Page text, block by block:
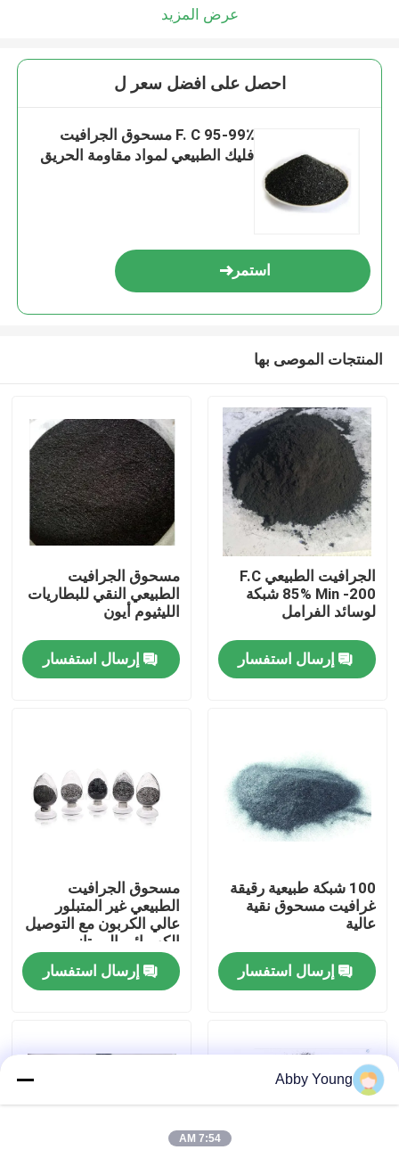
مسكن
معلومات عنا
جولة في المعمل
اتصل بنا
أخبار
المواد الخام الجرافيت
فليك الجرافيت الطبيعي
عرض المزيد
احصل على افضل سعر ل
F. C 95-99٪ مسحوق الجرافيت
فليك الطبيعي لمواد مقاومة الحريق
استمر
المنتجات الموصى بها
الجرافيت الطبيعي F.C
85% Min -200 شبكة
لوسائد الفرامل
إرسال استفسار
مسحوق الجرافيت
الطبيعي النقي للبطاريات
الليثيوم أيون
إرسال استفسار
100 شبكة طبيعية رقيقة
غرافيت مسحوق نقية
عالية
إرسال استفسار
مسحوق الجرافيت
الطبيعي غير المتبلور
عالي الكربون مع التوصيل
الكهربائي الممتاز
إرسال استفسار
Abby Young
7:54 AM